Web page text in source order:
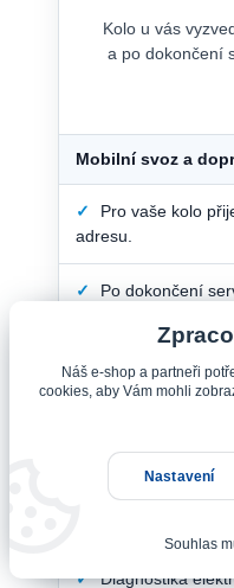
Kolo u vás
a po dokončení
Mobilní svoz a
✓
Pro vaše kolo
adresu.
✓
Po dokončení
✓ Doprava kola v
35 km zdarma.
Svoz ze
individuální dohodě.
✓ Diagnostika
Náš e-shop a partneři
cookies, aby Vám mohli
Nastavení
Souhlas